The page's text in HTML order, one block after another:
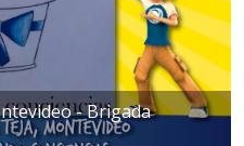
- Brigada